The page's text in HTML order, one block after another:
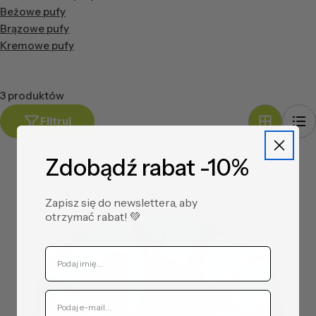
Beżowe pufy
Brązowe pufy
Kremowe pufy
3 produktów
Filtruj
Zdobądź rabat -10%
Zapisz się do newslettera, aby
otrzymać rabat! ​💚